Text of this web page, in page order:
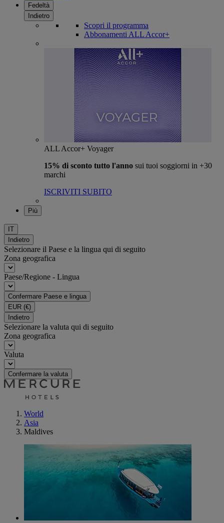
Fedeltà
Indietro
Scopri il programma
Abbonamenti ALL Accor+
ALL Accor+ Voyager
15% di sconto tutto l'anno sui tuoi soggiorni in +30
marchi
ISCRIVITI SUBITO
Più
IT
Indietro
Selezionare il Paese e la lingua qui di seguito
Zona geografica
Paese/Regione - Lingua
Confermare Paese e lingua
EUR (€)
Indietro
Selezionare la valuta qui di seguito
Zona geografica
Valuta
Confermare la valuta
World
Asia
Maldives